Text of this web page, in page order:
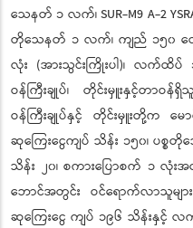
သေနတ် ၁ လက်၊ SUR-M9 A-2
တိုသေနတ် ၁ လက်၊ ကျည် ၁၅၀ တေ
လုံး (အားသွင်းကြိုးပါ)၊ လက်ထိ
ဝန်ကြီးချုပ်၊ တိုင်းမှူးနှင့်တာဝ
ဝန်ကြီးချုပ်နှင့် တိုင်းမှူးတို့က
ဆုကြေးငွေကျပ် သိန်း ၁၅၀၊ ပ
သိန်း ၂၀၊ စကားပြောစက် ၁ လုံ
ဘောင်အတွင်း ဝင်ရောက်လာသူမျ
ဆုကြေးငွေ ကျပ် ၁၉၆ သိန်းနှင့် လက်